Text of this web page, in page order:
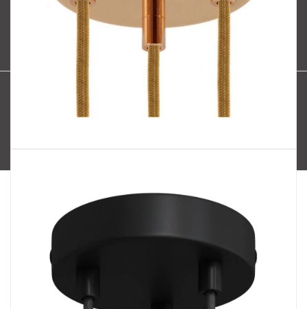
Oblíbené série svítidel: Nordlux Alton
Nordlux Milford
Nordlux Oja
Nordlux Ellen
Nordlux Explore Nordlux Landon
Vytvořil Shoptet